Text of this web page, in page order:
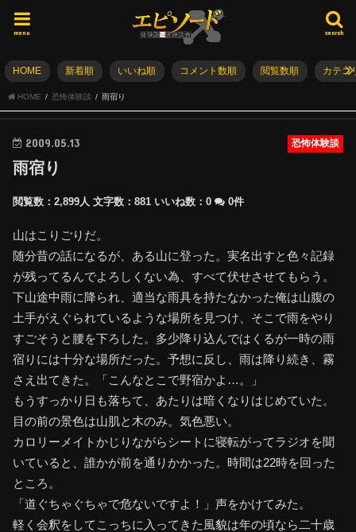
search
menu
HOME 新着順 いいね順 コメント数順 閲覧数順 カテゴ
HOME 恐怖体験談 雨宿り
恐怖体験談
2009.05.13
雨宿り
閲覧数：2,899人 文字数：881 いいね数：0 0件
山はこりごりだ。
随分昔の話になるが、ある山に登った。実名出すと色々記録
が残ってるんでよろしくない為、すべて伏せさせてもらう。
下山途中雨に降られ、適当な雨具を持たなかった俺は山腹の
土手がえぐられているような場所を見つけ、そこで雨をやり
すごそうと腰を下ろした。多少降り込んではくるが一時の雨
宿りには十分な場所だった。予想に反し、雨は降り続き、霧
さえ出てきた。「こんなとこで野宿かよ…。」
もうすっかり日も落ちて、あたりは暗くなりはじめていた。
目の前の景色は山肌と木のみ。気色悪い。
カロリーメイトかじりながらシートに寝転がってラジオを聞
いていると、誰かが前を通りかかった。時間は22時を回った
ところ。
「道ぐちゃぐちゃで危ないですよ！」声をかけてみた。
軽く会釈をしてこっちに入ってきた風貌は年の頃なら二十歳